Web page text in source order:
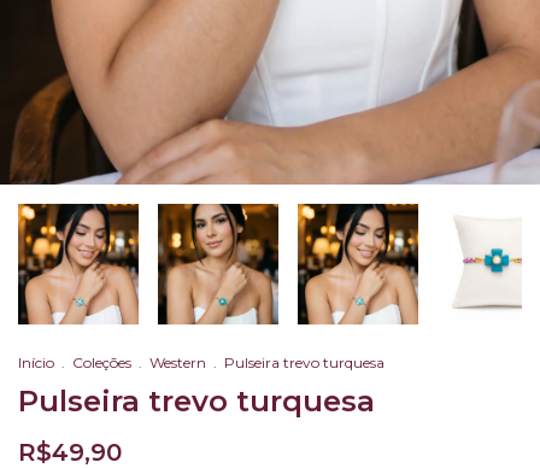
Início Coleções Western Pulseira trevo turquesa
Pulseira trevo turquesa
R$49,90